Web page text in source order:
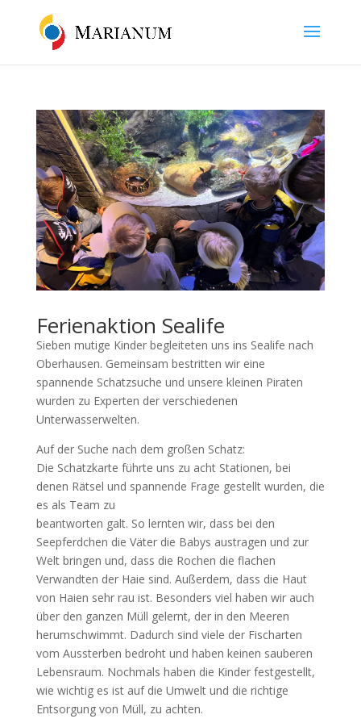
Ferienaktion Sealife
Sieben mutige Kinder begleiteten uns ins Sealife nach
Oberhausen. Gemeinsam bestritten wir eine
spannende Schatzsuche und unsere kleinen Piraten
wurden zu Experten der verschiedenen
Unterwasserwelten.
Auf der Suche nach dem großen Schatz:
Die Schatzkarte führte uns zu acht Stationen, bei
denen Rätsel und spannende Frage gestellt wurden, die
es als Team zu
beantworten galt. So lernten wir, dass bei den
Seepferdchen die Väter die Babys austragen und zur
Welt bringen und, dass die Rochen die flachen
Verwandten der Haie sind. Außerdem, dass die Haut
von Haien sehr rau ist. Besonders viel haben wir auch
über den ganzen Müll gelernt, der in den Meeren
herumschwimmt. Dadurch sind viele der Fischarten
vom Aussterben bedroht und haben keinen sauberen
Lebensraum. Nochmals haben die Kinder festgestellt,
wie wichtig es ist auf die Umwelt und die richtige
Entsorgung von Müll, zu achten.